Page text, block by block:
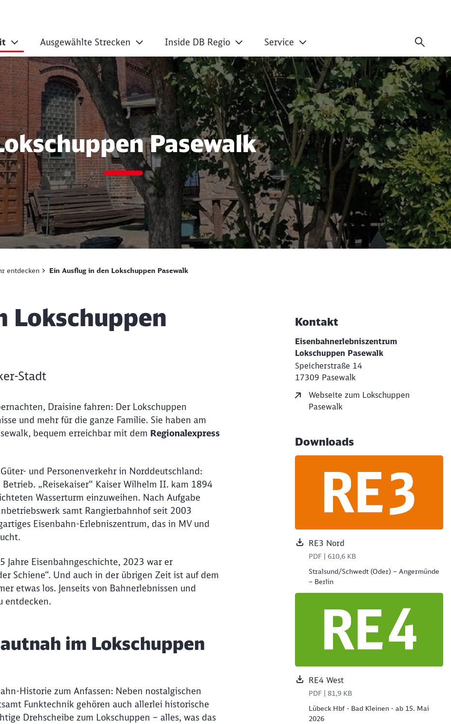
Pasewalk
Ausgewählte Strecken Inside DB Regio Service
Pasewalk
entdecken Ein Ausflug in den Lokschuppen Pasewalk
Lokschuppen
Stadt
Draisine fahren: Der Lokschuppen
und mehr für die ganze Familie. Sie haben am
bequem erreichbar mit dem Regionalexpress
und Personenverkehr in Norddeutschland:
„Reisekaiser“ Kaiser Wilhelm II. kam 1894
Wasserturm einzuweihen. Nach Aufgabe
samt Rangierbahnhof seit 2003
Eisenbahn-Erlebniszentrum, das in MV und
Jahre Eisenbahngeschichte, 2023 war er
Schiene“. Und auch in der übrigen Zeit ist auf dem
etwas los. Jenseits von Bahnerlebnissen und
entdecken.
im Lokschuppen
Historie zum Anfassen: Neben nostalgischen
Funktechnik gehören auch allerlei historische
Drehscheibe zum Lokschuppen – alles, was das
Weiterführende
Kontakt
Eisenbahnerlebniszentrum
Lokschuppen Pasewalk
Speicherstraße 14
17309 Pasewalk
Webseite zum Lokschuppen
Pasewalk
Downloads
RE3 Nord
PDF | 610,6 KB
Stralsund/Schwedt (Oder) – Angermünde
– Berlin
RE4 West
PDF | 81,9 KB
Lübeck Hbf - Bad Kleinen - ab 15. Mai
2026